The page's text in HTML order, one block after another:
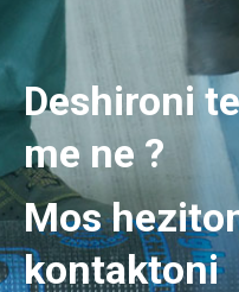
Deshironi
me ne ?
Mos
kontaktoni